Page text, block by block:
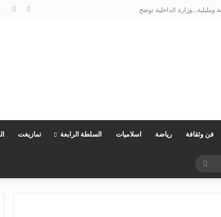
فن وثقافة رياضة اسلاميات السلطة الرابعة تمازيغت
عن